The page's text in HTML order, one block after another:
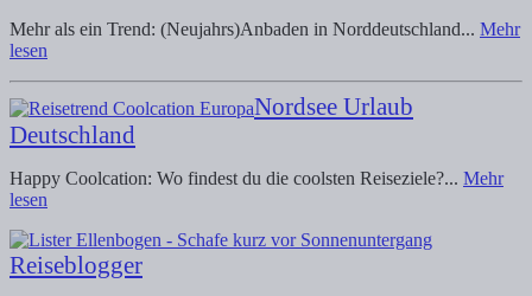
Mehr als ein Trend: (Neujahrs)Anbaden in Norddeutschland... Mehr
lesen
Nordsee Urlaub
Deutschland
Happy Coolcation: Wo findest du die coolsten Reiseziele?... Mehr
lesen
Reiseblogger